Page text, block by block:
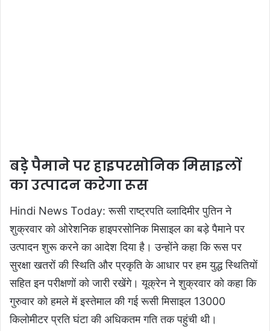
बड़े पैमाने पर हाइपरसोनिक मिसाइलों
का उत्पादन करेगा रूस
Hindi News Today: रूसी राष्ट्रपति व्लादिमीर पुतिन ने
शुक्रवार को ओरेशनिक हाइपरसोनिक मिसाइल का बड़े पैमाने पर
उत्पादन शुरू करने का आदेश दिया है। उन्होंने कहा कि रूस पर
सुरक्षा खतरों की स्थिति और प्रकृति के आधार पर हम युद्ध स्थितियों
सहित इन परीक्षणों को जारी रखेंगे। यूक्रेन ने शुक्रवार को कहा कि
गुरुवार को हमले में इस्तेमाल की गई रूसी मिसाइल 13000
किलोमीटर प्रति घंटा की अधिकतम गति तक पहुंची थी।